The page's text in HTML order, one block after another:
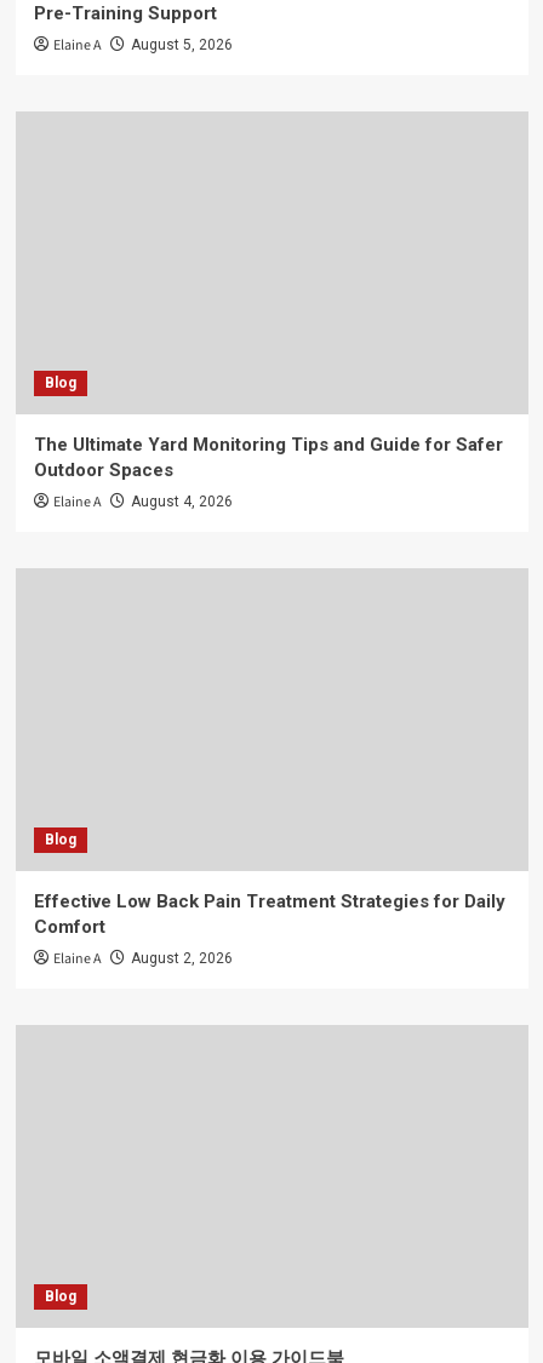
Pre-Training Support
Elaine A August 5, 2026
Blog
The Ultimate Yard Monitoring Tips and Guide for Safer
Outdoor Spaces
Elaine A August 4, 2026
Blog
Effective Low Back Pain Treatment Strategies for Daily
Comfort
Elaine A August 2, 2026
Blog
모바일 소액결제 현금화 이용 가이드북